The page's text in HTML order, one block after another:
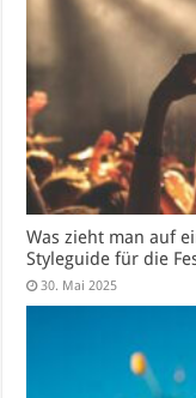
Was zieht man auf
Styleguide für die
30. Mai 2025